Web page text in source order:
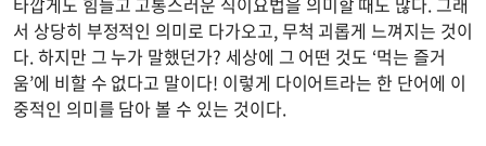
서 상당히 부정적인 의미로 다가오고, 무척 괴롭게 느껴지는 것이
다. 하지만 그 누가 말했던가? 세상에 그 어떤 것도 ‘먹는 즐거
움’에 비할 수 없다고 말이다! 이렇게 다이어트라는 한 단어에 이
중적인 의미를 담아 볼 수 있는 것이다.